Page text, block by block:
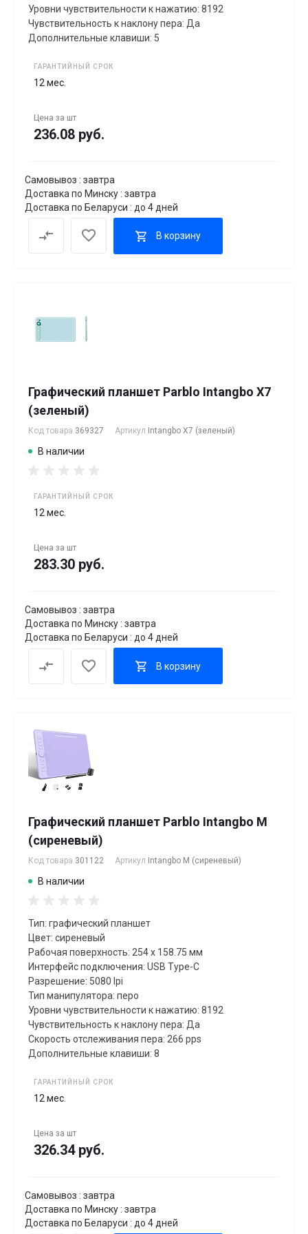
Уровни чувствительности к нажатию: 8192
Чувствительность к наклону пера: Да
Дополнительные клавиши: 5
ГАРАНТИЙНЫЙ СРОК
12 мес.
Цена за шт
236.08 руб.
Самовывоз : завтра
Доставка по Минску : завтра
Доставка по Беларуси : до 4 дней
В корзину
Графический планшет Parblo Intangbo X7
(зеленый)
Код товара 369327 Артикул Intangbo X7 (зеленый)
В наличии
ГАРАНТИЙНЫЙ СРОК
12 мес.
Цена за шт
283.30 руб.
Самовывоз : завтра
Доставка по Минску : завтра
Доставка по Беларуси : до 4 дней
В корзину
Графический планшет Parblo Intangbo M
(сиреневый)
Код товара 301122 Артикул Intangbo M (сиреневый)
В наличии
Тип: графический планшет
Цвет: сиреневый
Рабочая поверхность: 254 x 158.75 мм
Интерфейс подключения: USB Type-C
Разрешение: 5080 lpi
Тип манипулятора: перо
Уровни чувствительности к нажатию: 8192
Чувствительность к наклону пера: Да
Скорость отслеживания пера: 266 pps
Дополнительные клавиши: 8
ГАРАНТИЙНЫЙ СРОК
12 мес.
Цена за шт
326.34 руб.
Самовывоз : завтра
Доставка по Минску : завтра
Доставка по Беларуси : до 4 дней